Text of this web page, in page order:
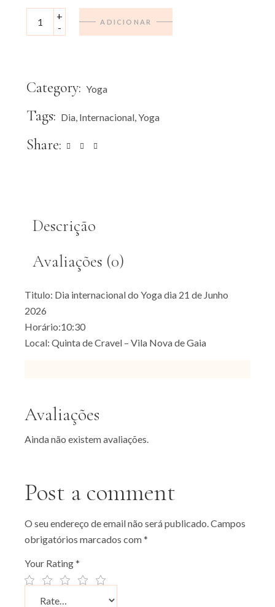
Dia internacional do Yoga - 21 de Junho 2026 quantity
-
+
ADICIONAR
Category: Yoga
Tags: Dia, Internacional,Yoga
Share:
Descrição
Avaliações (0)
Titulo: Dia internacional do Yoga dia 21 de Junho
2026
Horário:10:30
Local: Quinta de Cravel – Vila Nova de Gaia
Avaliações
Ainda não existem avaliações.
Post a comment
O seu endereço de email não será publicado.Campos
obrigatórios marcados com*
Your Rating*